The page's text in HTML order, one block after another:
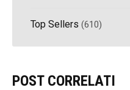
Top Sellers (610)
POST CORRELATI